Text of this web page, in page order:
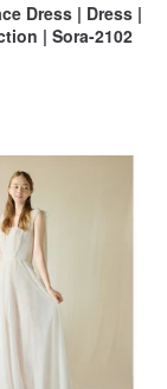
Dress | Dress |
| Sora-2102